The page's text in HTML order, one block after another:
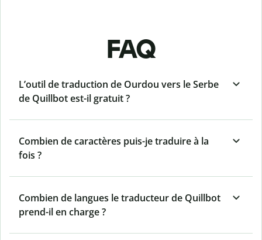
FAQ
L’outil de traduction de Ourdou vers le Serbe
de Quillbot est-il gratuit ?
Combien de caractères puis-je traduire à la
fois ?
Combien de langues le traducteur de Quillbot
prend-il en charge ?